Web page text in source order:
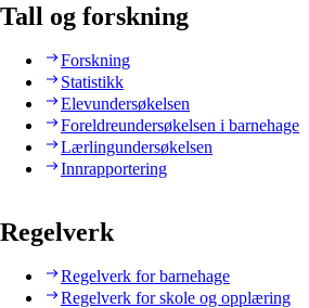
Tall og forskning
Forskning
Statistikk
Elevundersøkelsen
Foreldreundersøkelsen i barnehage
Lærlingundersøkelsen
Innrapportering
Regelverk
Regelverk for barnehage
Regelverk for skole og opplæring